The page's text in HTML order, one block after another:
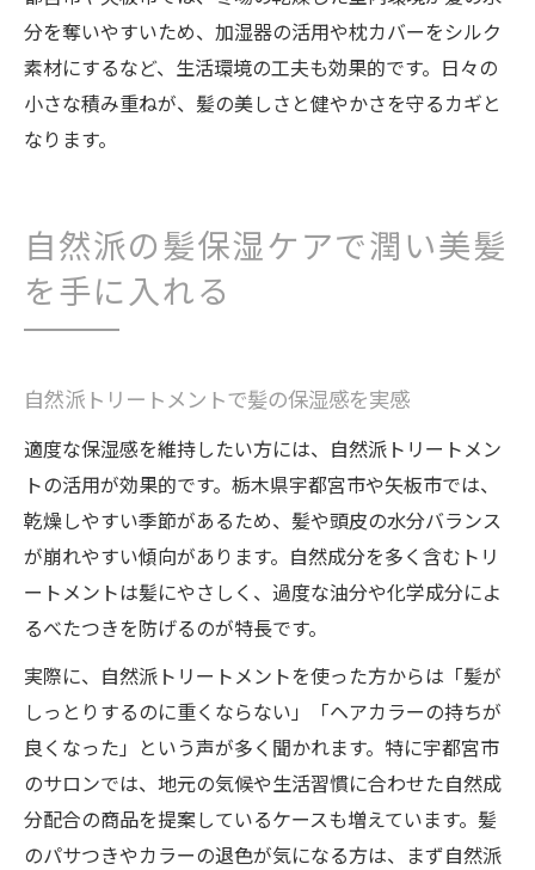
分を奪いやすいため、加湿器の活用や枕カバーをシルク
素材にするなど、生活環境の工夫も効果的です。日々の
小さな積み重ねが、髪の美しさと健やかさを守るカギと
なります。
自然派の髪保湿ケアで潤い美髪
を手に入れる
自然派トリートメントで髪の保湿感を実感
適度な保湿感を維持したい方には、自然派トリートメン
トの活用が効果的です。栃木県宇都宮市や矢板市では、
乾燥しやすい季節があるため、髪や頭皮の水分バランス
が崩れやすい傾向があります。自然成分を多く含むトリ
ートメントは髪にやさしく、過度な油分や化学成分によ
るべたつきを防げるのが特長です。
実際に、自然派トリートメントを使った方からは「髪が
しっとりするのに重くならない」「ヘアカラーの持ちが
良くなった」という声が多く聞かれます。特に宇都宮市
のサロンでは、地元の気候や生活習慣に合わせた自然成
分配合の商品を提案しているケースも増えています。髪
のパサつきやカラーの退色が気になる方は、まず自然派